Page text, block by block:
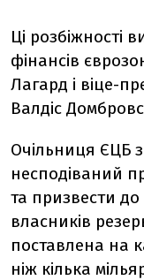
Ці розбіжності
фінансів
Лагард і віце-
Валдіс
Очільниця ЄЦБ
несподіваний
та призвести
власників
поставлена на
ніж кілька